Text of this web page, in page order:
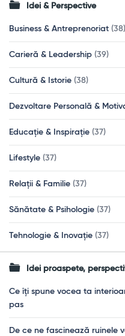
Idei & Perspective
Business & Antreprenoriat (38)
Carieră & Leadership (39)
Cultură & Istorie (38)
Dezvoltare Personală &
Educație & Inspirație (37)
Lifestyle (37)
Relații & Familie (37)
Sănătate & Psihologie (37)
Tehnologie & Inovație (37)
Idei proaspete,
Ce îți spune vocea ta
pas
De ce ne fascinează ruinele